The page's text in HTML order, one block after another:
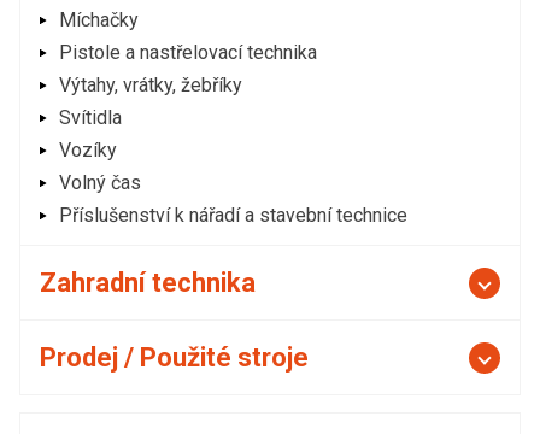
Míchačky
Pistole a nastřelovací technika
Výtahy, vrátky, žebříky
Svítidla
Vozíky
Volný čas
Příslušenství k nářadí a stavební technice
Zahradní technika
Prodej / Použité stroje